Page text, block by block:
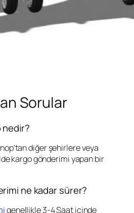
Sorular
nedir?
diğer şehirlere veya
kargo gönderimi yapan bir
ne kadar sürer?
genellikle 3-4 Saat içinde